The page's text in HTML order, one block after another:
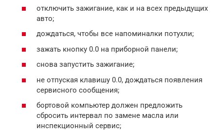
отключить зажигание, как и на всех предыдущих
авто;
дождаться, чтобы все напоминалки потухли;
зажать кнопку 0.0 на приборной панели;
снова запустить зажигание;
не отпуская клавишу 0.0, дождаться появления
сервисного сообщения;
бортовой компьютер должен предложить
сбросить интервал по замене масла или
инспекционный сервис;